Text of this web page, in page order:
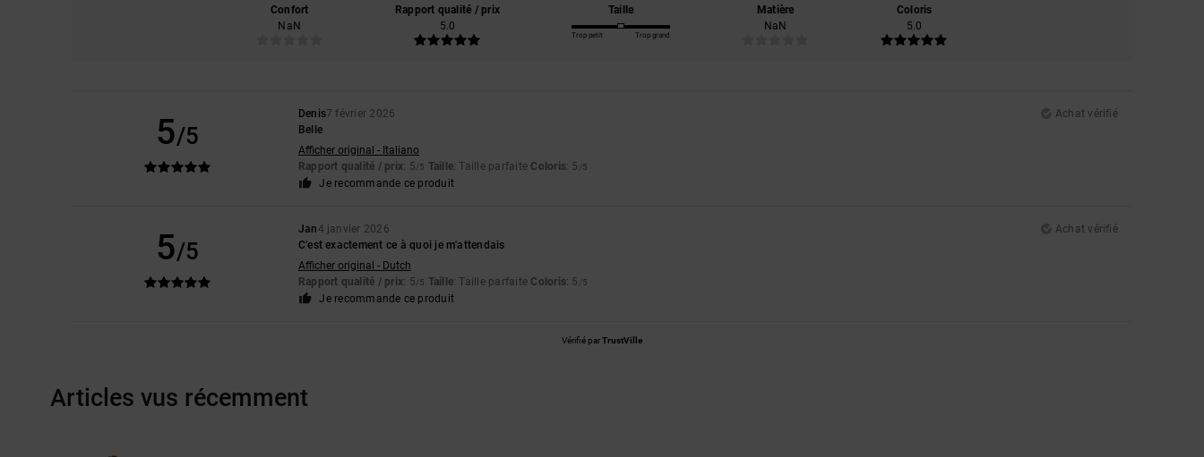
Confort
NaN
Rapport qualité / prix
5.0
Taille
Trop petit Trop grand
Matière
NaN
Coloris
5.0
5/5
Denis7 février 2026
Achat vérifié
Belle
Afficher original - Italiano
Rapport qualité / prix: 5/5 Taille: Taille parfaite Coloris: 5 /5
Je recommande ce produit
5/5
Jan4 janvier 2026
Achat vérifié
C'est exactement ce à quoi je m'attendais
Afficher original - Dutch
Rapport qualité / prix: 5/5 Taille: Taille parfaite Coloris: 5 /5
Je recommande ce produit
Vérifié parTrustVille
Articles vus récemment